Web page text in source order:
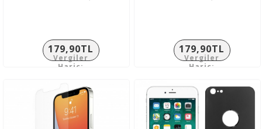
179,90TL
Vergiler
Hariç:
179,90TL
Vergiler
Hariç: